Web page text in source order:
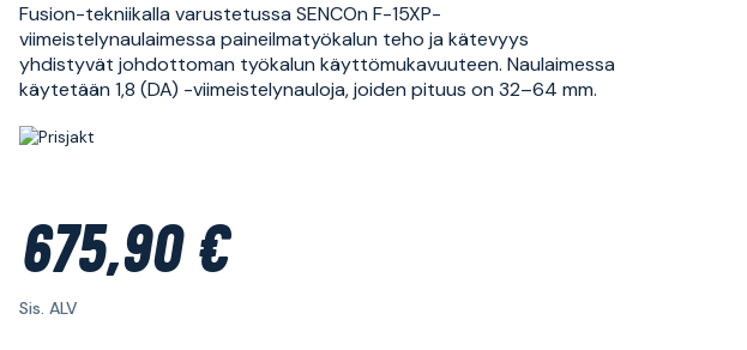
Fusion-tekniikalla varustetussa SENCOn F-15XP-
viimeistelynaulaimessa paineilmatyökalun teho ja kätevyys
yhdistyvät johdottoman työkalun käyttömukavuuteen. Naulaimessa
käytetään 1,8 (DA) -viimeistelynauloja, joiden pituus on 32–64 mm.
675,90 €
Sis. ALV